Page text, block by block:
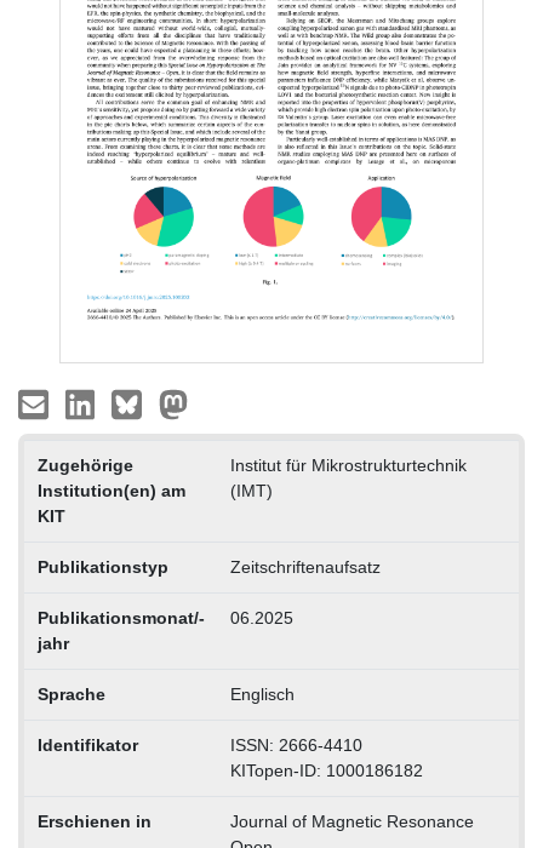
Zugehörige
Institution(en) am
KIT
Institut für Mikrostrukturtechnik
(IMT)
Publikationstyp Zeitschriftenaufsatz
Publikationsmonat/-
jahr
06.2025
Sprache Englisch
Identifikator
ISSN: 2666-4410
KITopen-ID: 1000186182
Erschienen in
Journal of Magnetic Resonance